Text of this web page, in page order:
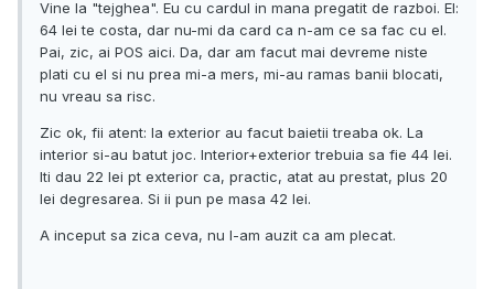
Vine la "tejghea". Eu cu cardul in mana pregatit de razboi. El:
64 lei te costa, dar nu-mi da card ca n-am ce sa fac cu el.
Pai, zic, ai POS aici. Da, dar am facut mai devreme niste
plati cu el si nu prea mi-a mers, mi-au ramas banii blocati,
nu vreau sa risc.
Zic ok, fii atent: la exterior au facut baietii treaba ok. La
interior si-au batut joc. Interior+exterior trebuia sa fie 44 lei.
Iti dau 22 lei pt exterior ca, practic, atat au prestat, plus 20
lei degresarea. Si ii pun pe masa 42 lei.
A inceput sa zica ceva, nu l-am auzit ca am plecat.